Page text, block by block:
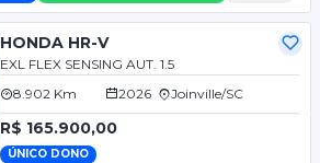
HONDA HR-V
EXL FLEX SENSING AUT. 1.5
8.902 Km
2026 Joinville/SC
R$ 165.900,00
ÚNICO DONO